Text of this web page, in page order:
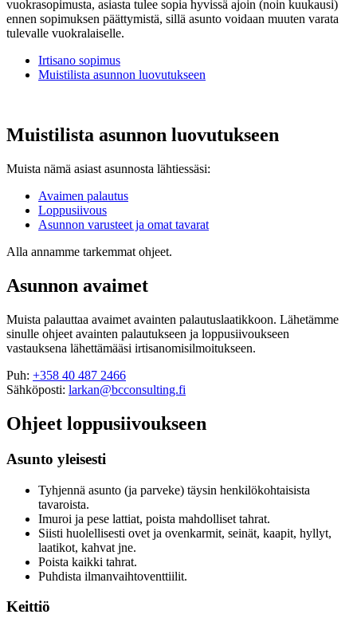
vuokrasopimusta, asiasta tulee sopia hyvissä ajoin (noin kuukausi)
ennen sopimuksen päättymistä, sillä asunto voidaan muuten varata
tulevalle vuokralaiselle.
Irtisano sopimus
Muistilista asunnon luovutukseen
Muistilista asunnon luovutukseen
Muista nämä asiast asunnosta lähtiessäsi:
Avaimen palautus
Loppusiivous
Asunnon varusteet ja omat tavarat
Alla annamme tarkemmat ohjeet.
Asunnon avaimet
Muista palauttaa avaimet avainten palautuslaatikkoon. Lähetämme
sinulle ohjeet avainten palautukseen ja loppusiivoukseen
vastauksena lähettämääsi irtisanomisilmoitukseen.
Puh: +358 40 487 2466
Sähköposti: larkan@bcconsulting.fi
Ohjeet loppusiivoukseen
Asunto yleisesti
Tyhjennä asunto (ja parveke) täysin henkilökohtaisista
tavaroista.
Imuroi ja pese lattiat, poista mahdolliset tahrat.
Siisti huolellisesti ovet ja ovenkarmit, seinät, kaapit, hyllyt,
laatikot, kahvat jne.
Poista kaikki tahrat.
Puhdista ilmanvaihtoventtiilit.
Keittiö